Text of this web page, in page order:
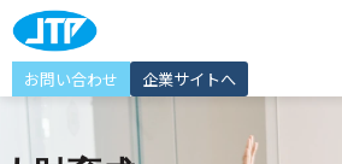
お問い合わせ 企業サイトへ